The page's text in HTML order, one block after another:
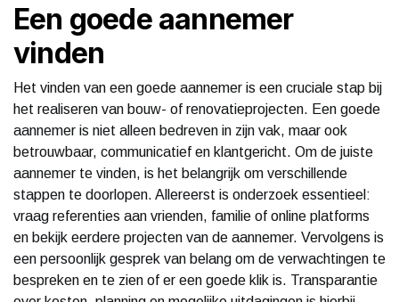
Een goede aannemer
vinden
Het vinden van een goede aannemer is een cruciale stap bij
het realiseren van bouw- of renovatieprojecten. Een goede
aannemer is niet alleen bedreven in zijn vak, maar ook
betrouwbaar, communicatief en klantgericht. Om de juiste
aannemer te vinden, is het belangrijk om verschillende
stappen te doorlopen. Allereerst is onderzoek essentieel:
vraag referenties aan vrienden, familie of online platforms
en bekijk eerdere projecten van de aannemer. Vervolgens is
een persoonlijk gesprek van belang om de verwachtingen te
bespreken en te zien of er een goede klik is. Transparantie